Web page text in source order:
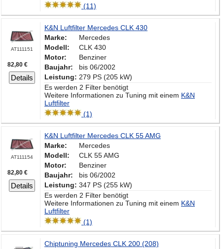
(11)
AT111151
82,80 €
Details
K&N Luftfilter Mercedes CLK 430
Marke:
Mercedes
Modell:
CLK 430
Motor:
Benziner
Baujahr:
bis 06/2002
Leistung: 279 PS (205 kW)
Es werden 2 Filter benötigt
Weitere Informationen zu Tuning mit einem K&N
Luftfilter
(1)
AT111154
82,80 €
Details
K&N Luftfilter Mercedes CLK 55 AMG
Marke:
Mercedes
Modell:
CLK 55 AMG
Motor:
Benziner
Baujahr:
bis 06/2002
Leistung: 347 PS (255 kW)
Es werden 2 Filter benötigt
Weitere Informationen zu Tuning mit einem K&N
Luftfilter
(1)
Chiptuning Mercedes CLK 200 (208)